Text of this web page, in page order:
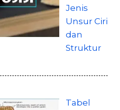
Jenis
Unsur Ciri
dan
Struktur
Tabel